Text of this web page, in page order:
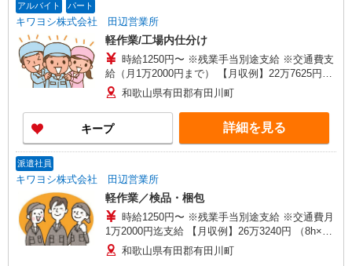
アルバイト パート
キワヨシ株式会社 田辺営業所
軽作業/工場内仕分け
時給1250円〜 ※残業手当別途支給 ※交通費支
給（月1万2000円まで） 【月収例】22万7625円
（7.5ｈ×23日勤務×1250円、交通費1万2000円の場
合)
和歌山県有田郡有田川町
キープ 詳細を見る
派遣社員
キワヨシ株式会社 田辺営業所
軽作業／検品・梱包
時給1250円〜 ※残業手当別途支給 ※交通費月
1万2000円迄支給 【月収例】26万3240円 （8h×22
日勤務×時給1250円、残業20h、交通費1万2000円
の場合）
和歌山県有田郡有田川町